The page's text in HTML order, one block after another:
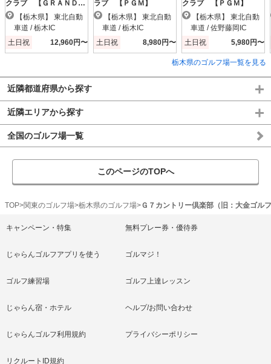
クラブ 【ＧＲＡＮＤ
ＰＧＭ】
車道 / 栃木IC
土日祝
12,960円〜
ラブ 【ＰＧＭ】
車道 / 栃木IC
土日祝
8,980円〜
クラブ 【ＰＧＭ】
車道 / 佐野藤岡IC
土日祝
5,980円〜
栃木県のゴルフ場一覧を見る
近隣都道府県から探す
近隣エリアから探す
全国のゴルフ場一覧
このページのTOPへ
TOP 関東のゴルフ場 栃木県のゴルフ場 Ｇ７カントリー倶楽部（旧：大金ゴル
キャンペーン・特集 無料プレー券・優待券
じゃらんゴルフアプリを使う ゴルマジ！
ゴルフ練習場 ゴルフ上達レッスン
じゃらん宿・ホテル ヘルプ/お問い合わせ
じゃらんゴルフ利用規約 プライバシーポリシー
リクルートID規約